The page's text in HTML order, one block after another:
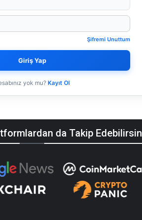
Şifremi Unuttum
Giriş Yap
yok mu?Kayıt Ol
da Takip